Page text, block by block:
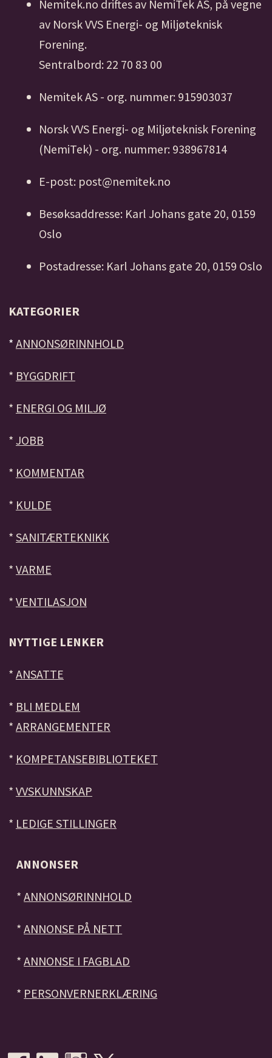
Nemitek.no driftes av NemiTek AS, på vegne
av Norsk VVS Energi- og Miljøteknisk
Forening.
Sentralbord: 22 70 83 00
Nemitek AS - org. nummer: 915903037
Norsk VVS Energi- og Miljøteknisk Forening
(NemiTek) - org. nummer: 938967814
E-post: post@nemitek.no
Besøksaddresse: Karl Johans gate 20, 0159
Oslo
Postadresse: Karl Johans gate 20, 0159 Oslo
KATEGORIER
* ANNONSØRINNHOLD
* BYGGDRIFT
* ENERGI OG MILJØ
* JOBB
* KOMMENTAR
* KULDE
* SANITÆRTEKNIKK
* VARME
* VENTILASJON
NYTTIGE LENKER
* ANSATTE
* BLI MEDLEM
* ARRANGEMENTER
* KOMPETANSEBIBLIOTEKET
* VVSKUNNSKAP
* LEDIGE STILLINGER
ANNONSER
*ANNONSØRINNHOLD
*ANNONSE PÅ NETT
*ANNONSE I FAGBLAD
* PERSONVERNERKLÆRING